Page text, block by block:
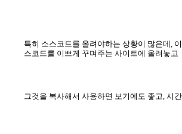
특히 소스코드를 올려야하는 상황이 많은데,
스코드를 이쁘게 꾸며주는 사이트에 올려놓고
그것을 복사해서 사용하면 보기에도 좋고, 시